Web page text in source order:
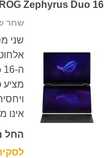
Zephyrus Duo 16
שחר
מציע
אינו
החל מ -